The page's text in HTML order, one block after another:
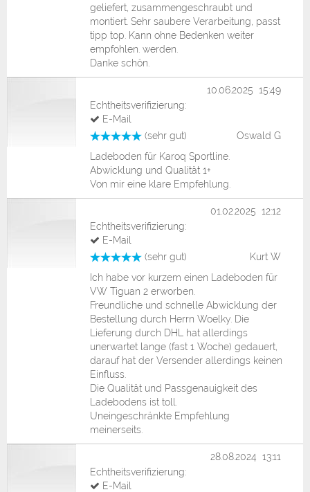
geliefert, zusammengeschraubt und
montiert. Sehr saubere Verarbeitung, passt
tipp top. Kann ohne Bedenken weiter
empfohlen. werden.
Danke schön.
(sehr gut) Oswald G
10.06.2025 15:49
Echtheitsverifizierung:
E-Mail
Ladeboden für Karoq Sportline.
Abwicklung und Qualität 1+
Von mir eine klare Empfehlung.
(sehr gut) Kurt W
01.02.2025 12:12
Echtheitsverifizierung:
E-Mail
Ich habe vor kurzem einen Ladeboden für
VW Tiguan 2 erworben.
Freundliche und schnelle Abwicklung der
Bestellung durch Herrn Woelky. Die
Lieferung durch DHL hat allerdings
unerwartet lange (fast 1 Woche) gedauert,
darauf hat der Versender allerdings keinen
Einfluss.
Die Qualität und Passgenauigkeit des
Ladebodens ist toll.
Uneingeschränkte Empfehlung
meinerseits.
28.08.2024 13:11
Echtheitsverifizierung:
E-Mail